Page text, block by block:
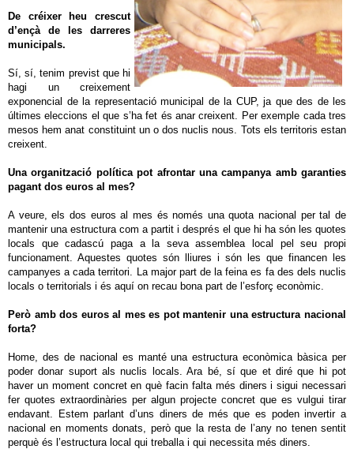
De créixer heu crescut
d’ençà de les darreres
municipals.
Sí, sí, tenim previst que hi
hagi un creixement
exponencial de la representació municipal de la CUP, ja que des de les
últimes eleccions el que s’ha fet és anar creixent. Per exemple cada tres
mesos hem anat constituint un o dos nuclis nous. Tots els territoris estan
creixent.
Una organització política pot afrontar una campanya amb garanties
pagant dos euros al mes?
A veure, els dos euros al mes és només una quota nacional per tal de
mantenir una estructura com a partit i després el que hi ha són les quotes
locals que cadascú paga a la seva assemblea local pel seu propi
funcionament. Aquestes quotes són lliures i són les que financen les
campanyes a cada territori. La major part de la feina es fa des dels nuclis
locals o territorials i és aquí on recau bona part de l’esforç econòmic.
Però amb dos euros al mes es pot mantenir una estructura nacional
forta?
Home, des de nacional es manté una estructura econòmica bàsica per
poder donar suport als nuclis locals. Ara bé, sí que et diré que hi pot
haver un moment concret en què facin falta més diners i sigui necessari
fer quotes extraordinàries per algun projecte concret que es vulgui tirar
endavant. Estem parlant d’uns diners de més que es poden invertir a
nacional en moments donats, però que la resta de l’any no tenen sentit
perquè és l’estructura local qui treballa i qui necessita més diners.